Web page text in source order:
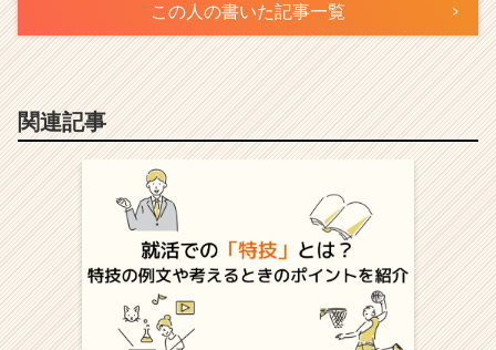
この人の書いた記事一覧
関連記事